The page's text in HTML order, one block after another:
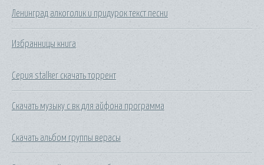
Ленинград алкоголик и придурок текст песни
Избранницы книга
Серия stalker скачать торрент
Скачать музыку с вк для айфона программа
Скачать альбом группы верасы